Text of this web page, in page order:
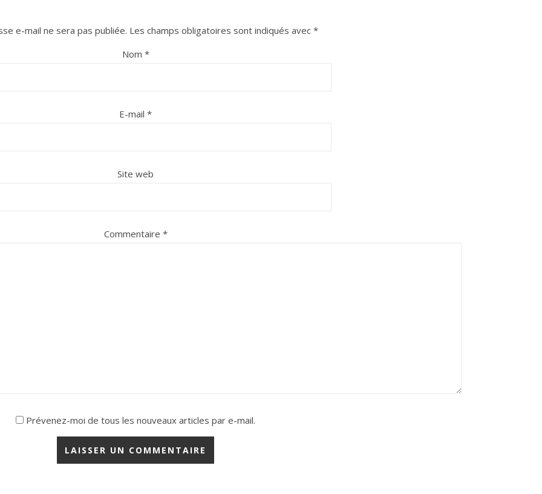
e-mail ne sera pas publiée. Les champs obligatoires sont indiqués avec *
Nom *
E-mail *
Site web
Commentaire *
Prévenez-moi de tous les nouveaux articles par e-mail.